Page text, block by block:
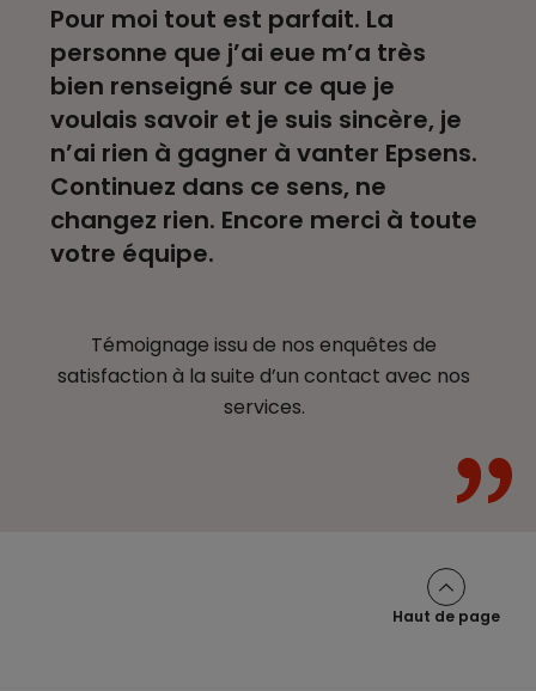
Pour moi tout est parfait. La
personne que j’ai eue m’a très
bien renseigné sur ce que je
voulais savoir et je suis sincère, je
n’ai rien à gagner à vanter Epsens.
Continuez dans ce sens, ne
changez rien. Encore merci à toute
votre équipe.
Témoignage issu de nos enquêtes de
satisfaction à la suite d’un contact avec nos
services.
Haut de page